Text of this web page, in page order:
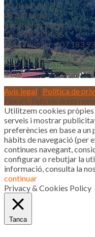
Av. de la Vila 20
08180 Moià
fincat@fincat.cat
Tel. 93 830 14 35
Mòbil lloguer: 607 183
Mòbil vendes: 646 853
Inscrits al registre
4188
Avis legal | Política de
Finca't. Tots els drets
Utilitzem cookies pròpies
serveis i mostrar
preferències en base a
hàbits de navegació (per
continues navegant,
configurar o rebutjar la
informació, consulta la
continuar
Privacy & Cookies Policy
Tanca